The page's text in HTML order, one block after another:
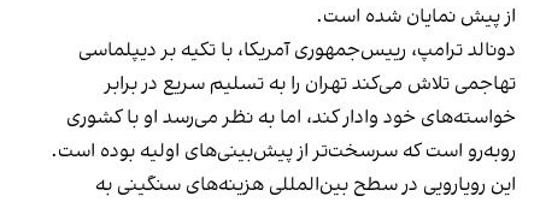
از پیش نمایان شده است.
دونالد ترامپ، رییس‌جمهوری آمریکا، با تکیه بر دیپلماسی
تهاجمی تلاش می‌کند تهران را به تسلیم سریع در برابر
خواسته‌های خود وادار کند، اما به نظر می‌رسد او با کشوری
روبه‌رو است که سرسخت‌تر از پیش‌بینی‌های اولیه بوده است.
این رویارویی در سطح بین‌المللی هزینه‌های سنگینی به